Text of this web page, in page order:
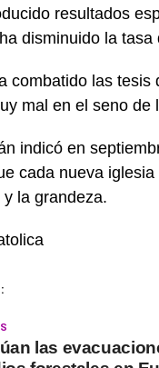
resultados
disminuido la
combatido las
mal en el seno de
indicó en
cada nueva
la grandeza.
las